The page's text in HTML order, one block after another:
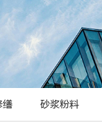
缮 砂浆粉料